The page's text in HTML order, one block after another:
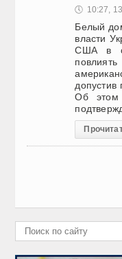
🕔 10:27,
Белый
власти
США в
Об этом